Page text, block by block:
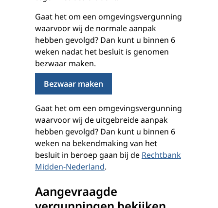
Gaat het om een omgevingsvergunning
waarvoor wij de normale aanpak
hebben gevolgd? Dan kunt u binnen 6
weken nadat het besluit is genomen
bezwaar maken.
Bezwaar maken
Gaat het om een omgevingsvergunning
waarvoor wij de uitgebreide aanpak
hebben gevolgd? Dan kunt u binnen 6
weken na bekendmaking van het
besluit in beroep gaan bij de Rechtbank
Midden-Nederland.
Aangevraagde